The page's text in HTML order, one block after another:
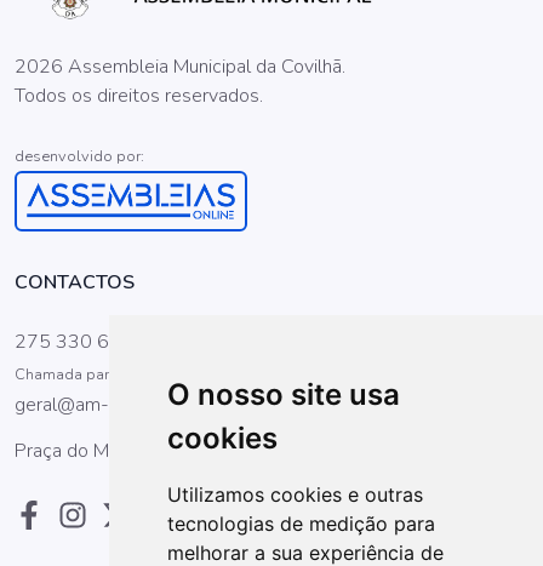
O nosso site usa
cookies
Utilizamos cookies e outras
tecnologias de medição para
melhorar a sua experiência de
2026 Assembleia Municipal da Covilhã.
Todos os direitos reservados.
desenvolvido por:
CONTACTOS
275 330 600
Chamada para a rede fixa nacional
geral@am-covilha.pt
Praça do Município, Apartado 457. 6200-151 Covilhã